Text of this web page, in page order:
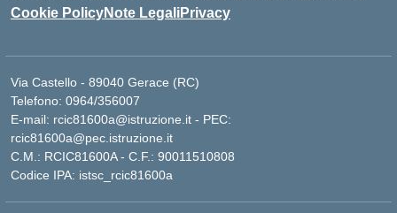
Cookie PolicyNote LegaliPrivacy
Via Castello - 89040 Gerace (RC)
Telefono: 0964/356007
E-mail: rcic81600a@istruzione.it - PEC:
rcic81600a@pec.istruzione.it
C.M.: RCIC81600A - C.F.: 90011510808
Codice IPA: istsc_rcic81600a